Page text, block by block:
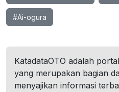
#Ai-ogura
KatadataOTO adalah
yang merupakan bagian
menyajikan informasi